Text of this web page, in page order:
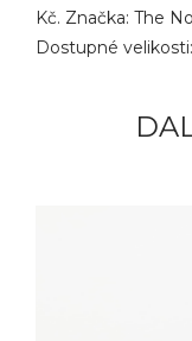
Kč. Značka: The
Dostupné